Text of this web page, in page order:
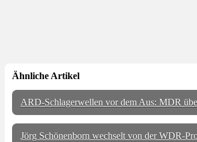
Ähnliche Artikel
ARD-Schlagerwellen vor dem Aus: MDR
Jörg Schönenborn wechselt von der WDR-